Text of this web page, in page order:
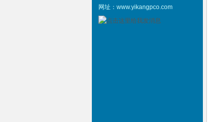
网址：www.yikangpco.com